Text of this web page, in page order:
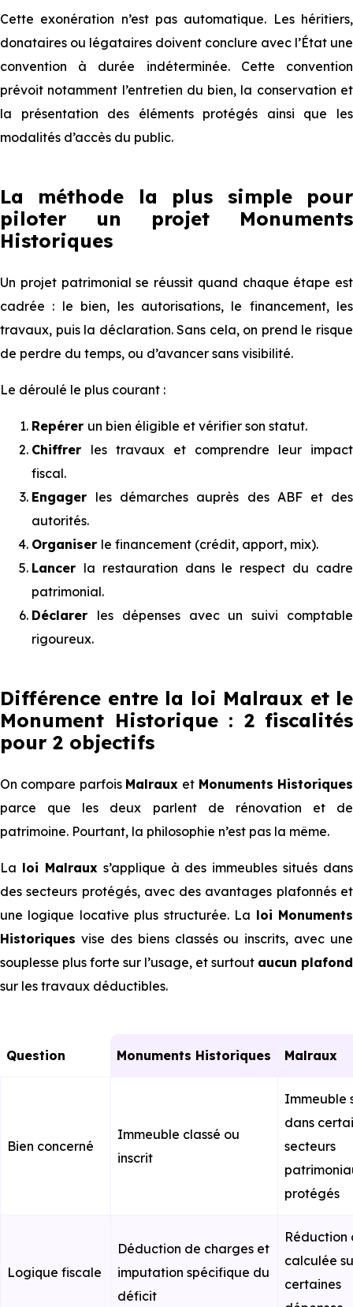
Cette exonération n’est pas automatique. Les héritiers,
donataires ou légataires doivent conclure avec l’État une
convention à durée indéterminée. Cette convention
prévoit notamment l’entretien du bien, la conservation et
la présentation des éléments protégés ainsi que les
modalités d’accès du public.
La ⁠⁠⁠⁠⁠⁠m⁠⁠éthode la plus simple pour
piloter un projet Monuments
Historiques
Un pro⁠⁠jet patrimonial se réussit quand chaque étape est
cadrée : le bien, les autorisations, le financement, les
travaux, puis la déclaration. Sans cela, on prend le risqu⁠⁠e
de perdre du temps, ou d’avancer sans visibilité.
Le déroulé le plus courant :
Repérer un bien éligible et vérifier son statut.
Chiffrer les travaux et comprendre leur impact
fiscal.
Engager les démarches auprès des ABF et des
autorités.
Organiser le financement (crédit, apport, mix).
Lancer la restauration dans le respect du cadre
patrimonial.
Déclarer les dépenses avec un suivi comptable
rigoureux.
⁠⁠Différence entre la loi Malraux et le
Monument Historique : 2 fiscalités
pour 2 objectifs
On compare parfois Malraux et Monuments Historiques
parce que les deux parlent de rénovation et de
patrimoine. Pourtant, la philosophie n’est pas la même.
La loi Malraux s’applique à des immeubles situés dans
des secteurs protégés, avec des avantages plafonnés et
une logique locative plus structurée. La loi Monuments
Historiques vise des biens classés ou inscrits, avec une
souplesse plus forte sur l’usage, et surtout aucun plafond
sur les travaux déductibles.
Question Monuments Historiques Malraux
Bien concerné
Immeuble classé ou
inscrit
Immeuble
dans
secteurs
protégés
Logique fiscale
Déduction de charges et
imputation spécifique du
déficit
Réduction
calculée
certaines